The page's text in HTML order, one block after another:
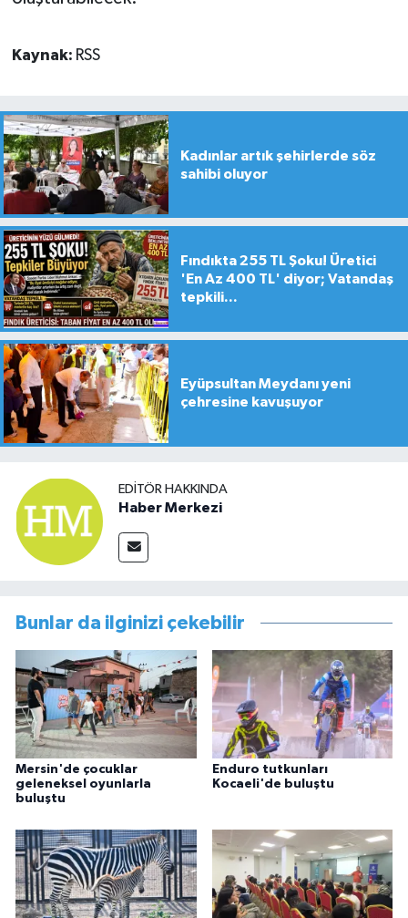
Kaynak: RSS
Kadınlar artık şehirlerde söz
sahibi oluyor
Fındıkta 255 TL Şoku! Üretici
'En Az 400 TL' diyor; Vatandaş
tepkili...
Eyüpsultan Meydanı yeni
çehresine kavuşuyor
EDITÖR HAKKINDA
Haber Merkezi
Bunlar da ilginizi çekebilir
Mersin'de çocuklar
geleneksel oyunlarla
buluştu
Enduro tutkunları
Kocaeli'de buluştu